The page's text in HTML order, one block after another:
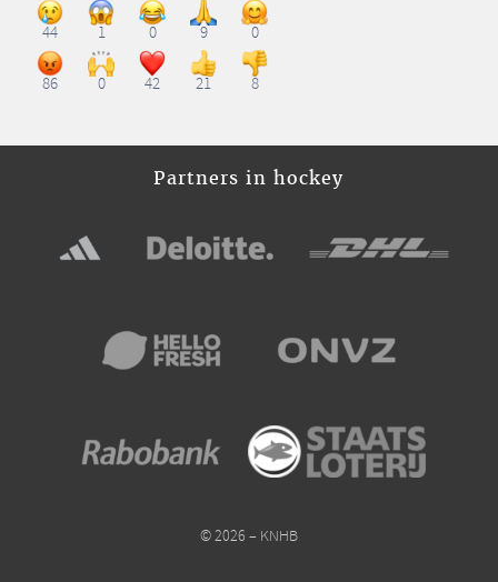
44 1 0 9 0
86 0 42 21 8
Partners in hockey
© 2026 – KNHB